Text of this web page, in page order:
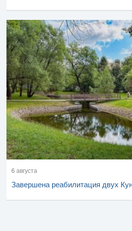
6 августа
Завершена реабилитация двух